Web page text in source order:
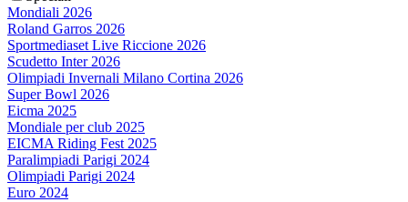
Mondiali 2026
Roland Garros 2026
Sportmediaset Live Riccione 2026
Scudetto Inter 2026
Olimpiadi Invernali Milano Cortina 2026
Super Bowl 2026
Eicma 2025
Mondiale per club 2025
EICMA Riding Fest 2025
Paralimpiadi Parigi 2024
Olimpiadi Parigi 2024
Euro 2024